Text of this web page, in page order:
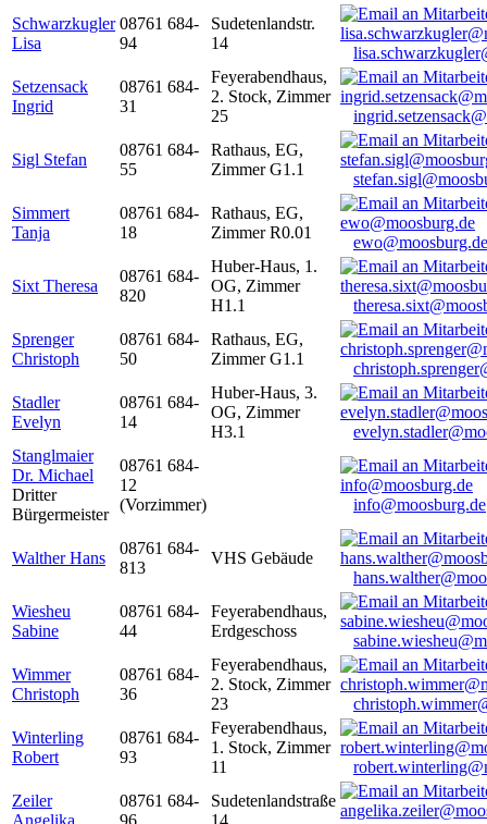
Schwarzkugler
Lisa
08761 684-
94
Sudetenlandstr.
14
Setzensack
Ingrid
08761 684-
31
Feyerabendhaus,
2. Stock, Zimmer
25
Sigl Stefan
08761 684-
55
Rathaus, EG,
Zimmer G1.1
Simmert
Tanja
08761 684-
18
Rathaus, EG,
Zimmer R0.01
ewo@moosburg.de
Sixt Theresa
08761 684-
820
Huber-Haus, 1.
OG, Zimmer
H1.1
Sprenger
Christoph
08761 684-
50
Rathaus, EG,
Zimmer G1.1
Stadler
Evelyn
08761 684-
14
Huber-Haus, 3.
OG, Zimmer
H3.1
Stanglmaier
Dr. Michael
Dritter
Bürgermeister
08761 684-
12
(Vorzimmer)
info@moosburg.de
Walther Hans
08761 684-
813
VHS Gebäude
Wiesheu
Sabine
08761 684-
44
Feyerabendhaus,
Erdgeschoss
Wimmer
Christoph
08761 684-
36
Feyerabendhaus,
2. Stock, Zimmer
23
Winterling
Robert
08761 684-
93
Feyerabendhaus,
1. Stock, Zimmer
11
Zeiler
Angelika
08761 684-
96
Sudetenlandstraße
14